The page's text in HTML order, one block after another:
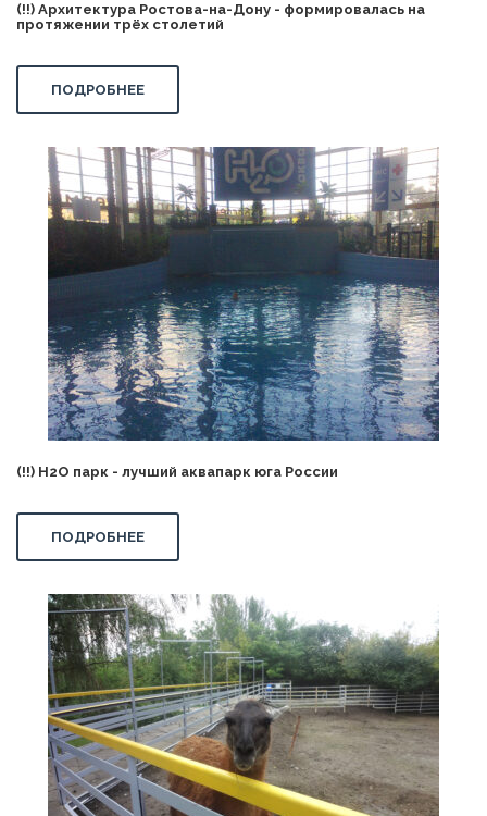
(!!) Архитектура Ростова-на-Дону - формировалась на
протяжении трёх столетий
ПОДРОБНЕЕ
(!!) H2O парк - лучший аквапарк юга России
ПОДРОБНЕЕ